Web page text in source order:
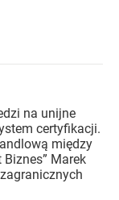
na unijne
certyfikacji.
między
Marek